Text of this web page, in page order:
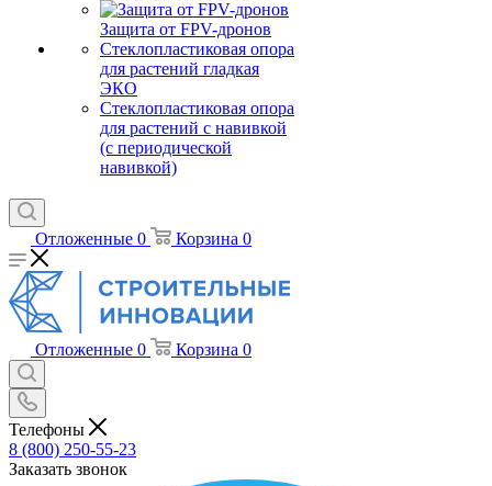
Защита от FPV-дронов
Стеклопластиковая опора
для растений гладкая
ЭКО
Стеклопластиковая опора
для растений с навивкой
(с периодической
навивкой)
Отложенные 0 Корзина 0
Отложенные 0 Корзина 0
Телефоны
8 (800) 250-55-23
Заказать звонок